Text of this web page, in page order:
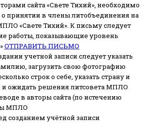
сайта «Свете Тихий», необходимо
о принятии в члены литобъединения на
«Свете Тихий». К письму следует
работы, показывающие уровень
ОТПРАВИТЬ ПИСЬМО
учетной записи следует указать
загрузить свою фотографию
строк о себе, указать страну и
ожидать решения литсовета МПЛО
в авторы сайта (по истечению
МПЛО
созданием учётной записи